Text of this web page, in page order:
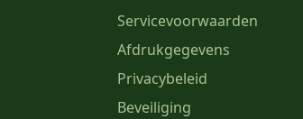
Servicevoorwaarden
Afdrukgegevens
Privacybeleid
Beveiliging